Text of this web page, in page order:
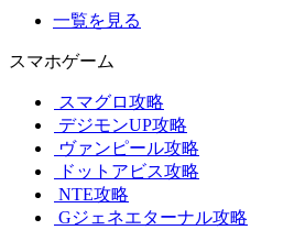
一覧を見る
スマホゲーム
スマグロ攻略
デジモンUP攻略
ヴァンピール攻略
ドットアビス攻略
NTE攻略
Gジェネエターナル攻略